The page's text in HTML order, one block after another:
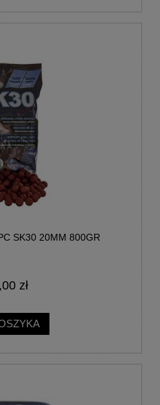
SK30 20MM 800GR
zł